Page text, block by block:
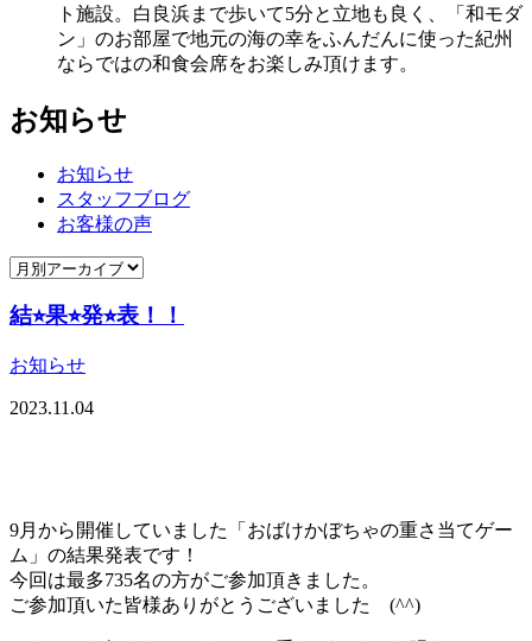
ト施設。白良浜まで歩いて5分と立地も良く、「和モダ
ン」のお部屋で地元の海の幸をふんだんに使った紀州
ならではの和⾷会席をお楽しみ頂けます。
お知らせ
お知らせ
スタッフブログ
お客様の声
結⭐︎果⭐︎発⭐︎表！！
お知らせ
2023.11.04
9月から開催していました「おばけかぼちゃの重さ当てゲー
ム」の結果発表です！
今回は最多735名の方がご参加頂きました。
ご参加頂いた皆様ありがとうございました (^^)